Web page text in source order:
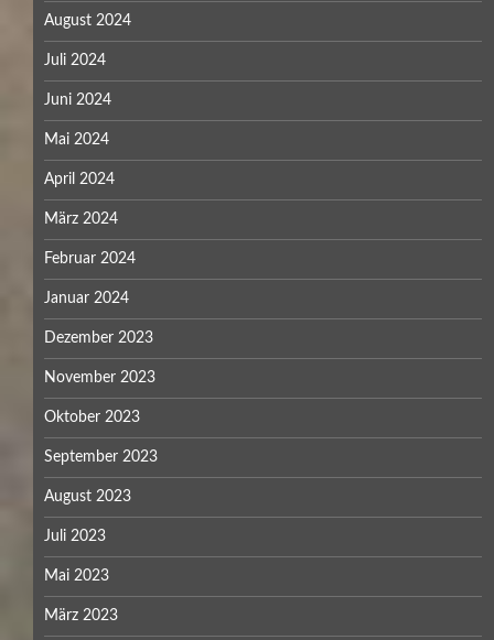
August 2024
Juli 2024
Juni 2024
Mai 2024
April 2024
März 2024
Februar 2024
Januar 2024
Dezember 2023
November 2023
Oktober 2023
September 2023
August 2023
Juli 2023
Mai 2023
März 2023